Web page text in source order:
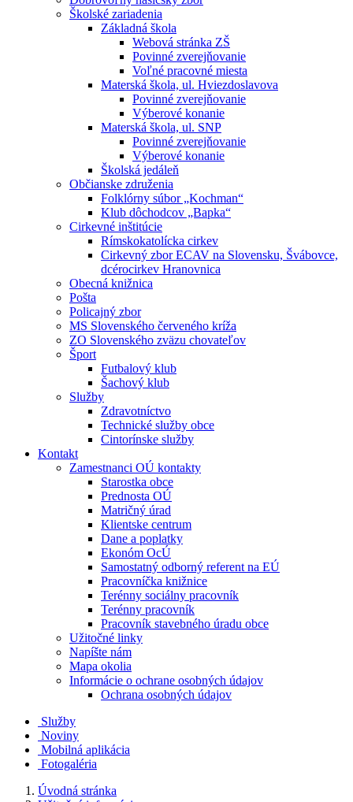
Školské zariadenia
Základná škola
Webová stránka ZŠ
Povinné zverejňovanie
Voľné pracovné miesta
Materská škola, ul. Hviezdoslavova
Povinné zverejňovanie
Výberové konanie
Materská škola, ul. SNP
Povinné zverejňovanie
Výberové konanie
Školská jedáleň
Občianske združenia
Folklórny súbor „Kochman“
Klub dôchodcov „Bapka“
Cirkevné inštitúcie
Rímskokatolícka cirkev
Cirkevný zbor ECAV na Slovensku, Švábovce,
dcérocirkev Hranovnica
Obecná knižnica
Pošta
Policajný zbor
MS Slovenského červeného kríža
ZO Slovenského zväzu chovateľov
Šport
Futbalový klub
Šachový klub
Služby
Zdravotníctvo
Technické služby obce
Cintorínske služby
Kontakt
Zamestnanci OÚ kontakty
Starostka obce
Prednosta OÚ
Matričný úrad
Klientske centrum
Dane a poplatky
Ekonóm OcÚ
Samostatný odborný referent na EÚ
Pracovníčka knižnice
Terénny sociálny pracovník
Terénny pracovník
Pracovník stavebného úradu obce
Užitočné linky
Napíšte nám
Mapa okolia
Informácie o ochrane osobných údajov
Ochrana osobných údajov
Služby
Noviny
Mobilná aplikácia
Fotogaléria
Úvodná stránka